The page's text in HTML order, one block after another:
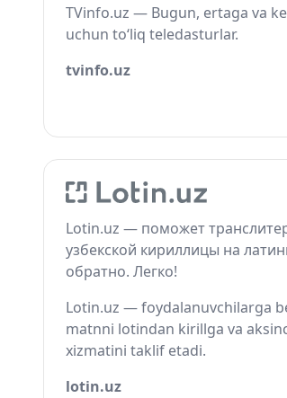
TVinfo.uz — Bugun, ertaga va
uchun to‘liq teledasturlar.
tvinfo.uz
Lotin.uz — поможет
узбекской кириллицы на
обратно. Легко!
Lotin.uz — foydalanuvchilarga
matnni lotindan kirillga va
xizmatini taklif etadi.
lotin.uz